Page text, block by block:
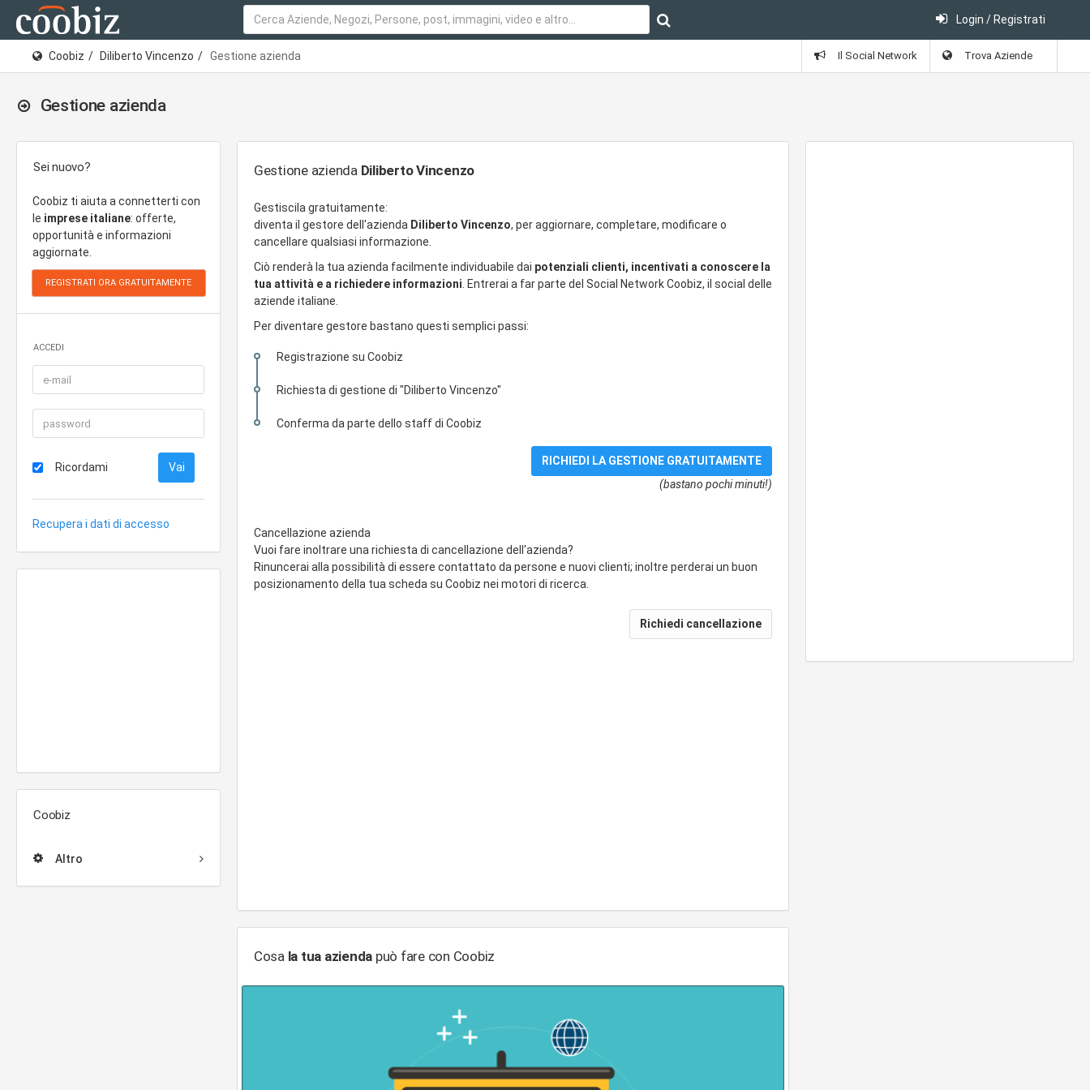
Login / Registrati
Coobiz Diliberto Vincenzo Gestione azienda Il Social Network Trova Aziende
Gestione azienda
Sei nuovo?
Coobiz ti aiuta a connetterti con
le imprese italiane: offerte,
opportunità e informazioni
aggiornate.
ACCEDI
Ricordami
Recupera i dati di accesso
Coobiz
Altro
Gestione azienda Diliberto Vincenzo
Gestiscila gratuitamente:
diventa il gestore dell'azienda Diliberto Vincenzo, per aggiornare, completare, modificare o
cancellare qualsiasi informazione.
Ciò renderà la tua azienda facilmente individuabile dai potenziali clienti, incentivati a conoscere la
tua attività e a richiedere informazioni . Entrerai a far parte del Social Network Coobiz, il social delle
aziende italiane.
Per diventare gestore bastano questi semplici passi:
Registrazione su Coobiz
Richiesta di gestione di "Diliberto Vincenzo"
Conferma da parte dello staff di Coobiz
(bastano pochi minuti!)
Cancellazione azienda
Vuoi fare inoltrare una richiesta di cancellazione dell'azienda?
Rinuncerai alla possibilità di essere contattato da persone e nuovi clienti; inoltre perderai un buon
posizionamento della tua scheda su Coobiz nei motori di ricerca.
Cosa la tua azienda può fare con Coobiz